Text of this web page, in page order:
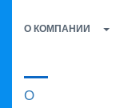
О КОМПАНИИ
О